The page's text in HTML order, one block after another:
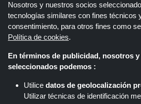
Shoppingspout.com/es es un sitio web que
cupones; Estas ofertas u ofertas están
cuando usted realiza una compra a través
Shoppingspout.com/es gana comisiones
Nosotros y nuestros socios
tecnologías similares con fines técnicos
consentimiento, para otros fines como
Política de cookies.
En términos de publicidad, nosotros
seleccionados podemos :
Utilice datos de geolocalización
Utilizar técnicas de identificación